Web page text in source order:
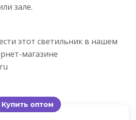
зале.
этот светильник в нашем
магазине
Купить оптом